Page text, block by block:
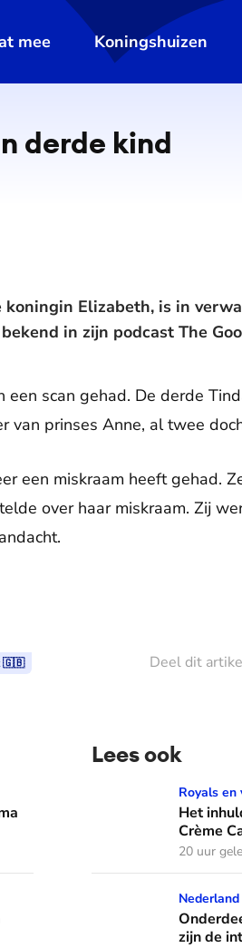
mee Koningshuizen
derde kind
Elizabeth, is in
in zijn podcast The
scan gehad. De derde
van prinses Anne, al twee
een miskraam heeft gehad.
over haar miskraam. Zij
🇬🇧 Deel dit
dochters
Lees ook
Het Royals en
Het
Crème
20 uur
Onderdeel van een
zijn de